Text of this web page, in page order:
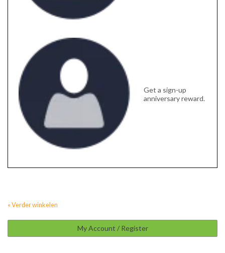
Get a sign-up
anniversary reward.
« Verder winkelen
My Account / Register